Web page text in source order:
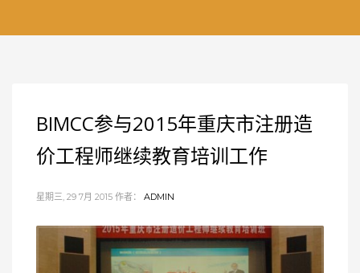
BIMCC参与2015年重庆市注册造
价工程师继续教育培训工作
星期三, 29 7月 2015 作者： ADMIN